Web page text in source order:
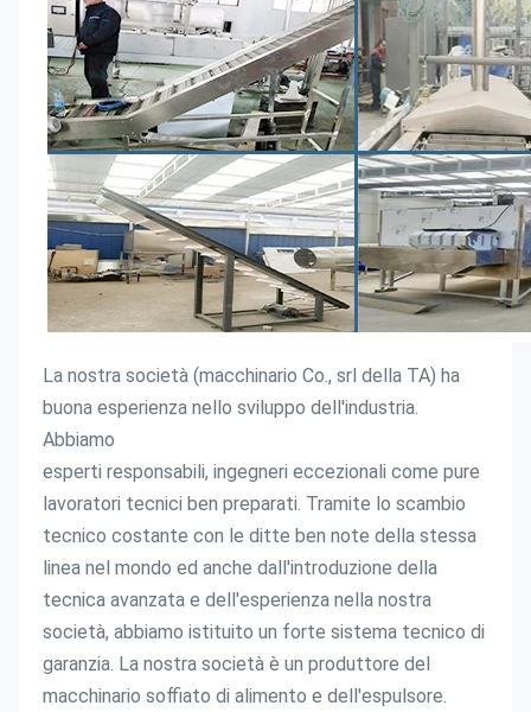
La nostra società (macchinario Co., srl della TA) ha
buona esperienza nello sviluppo dell'industria.
Abbiamo
esperti responsabili, ingegneri eccezionali come pure
lavoratori tecnici ben preparati. Tramite lo scambio
tecnico costante con le ditte ben note della stessa
linea nel mondo ed anche dall'introduzione della
tecnica avanzata e dell'esperienza nella nostra
società, abbiamo istituito un forte sistema tecnico di
garanzia. La nostra società è un produttore del
macchinario soffiato di alimento e dell'espulsore.